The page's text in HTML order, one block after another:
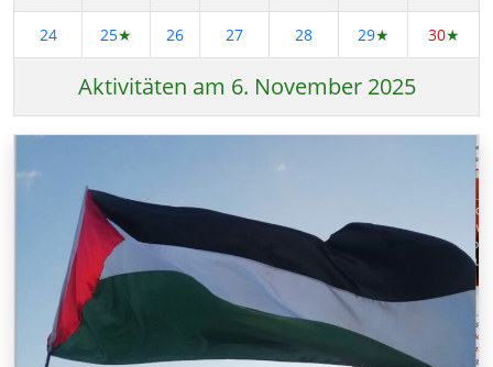
24 25★ 26 27 28 29★ 30★
Aktivitäten am 6. November 2025